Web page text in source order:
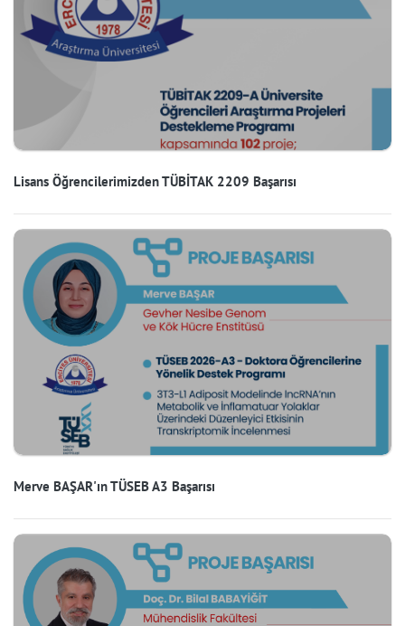
Lisans Öğrencilerimizden TÜBİTAK 2209 Başarısı
Merve BAŞAR'ın TÜSEB A3 Başarısı